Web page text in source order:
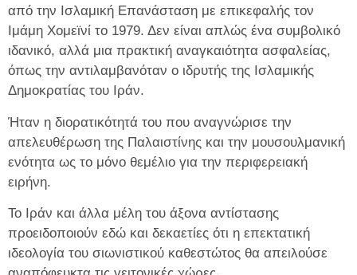
από την Ισλαμική Επανάσταση με επικεφαλής τον
Ιμάμη Χομεϊνί το 1979. Δεν είναι απλώς ένα συμβολικό
ιδανικό, αλλά μια πρακτική αναγκαιότητα ασφαλείας,
όπως την αντιλαμβανόταν ο ιδρυτής της Ισλαμικής
Δημοκρατίας του Ιράν.
Ήταν η διορατικότητά του που αναγνώρισε την
απελευθέρωση της Παλαιστίνης και την μουσουλμανική
ενότητα ως το μόνο θεμέλιο για την περιφερειακή
ειρήνη.
Το Ιράν και άλλα μέλη του άξονα αντίστασης
προειδοποιούν εδώ και δεκαετίες ότι η επεκτατική
ιδεολογία του σιωνιστικού καθεστώτος θα απειλούσε